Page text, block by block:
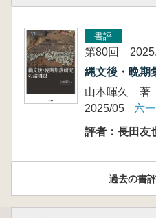
書評
第80回
縄文後・晩期
山本暉久 著
2025/05
六
評者：長田友
過去の書